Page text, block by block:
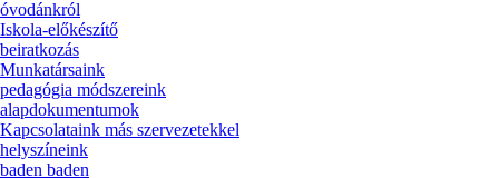
óvodánkról
Iskola-előkészítő
beiratkozás
Munkatársaink
pedagógia módszereink
alapdokumentumok
Kapcsolataink más szervezetekkel
helyszíneink
baden baden